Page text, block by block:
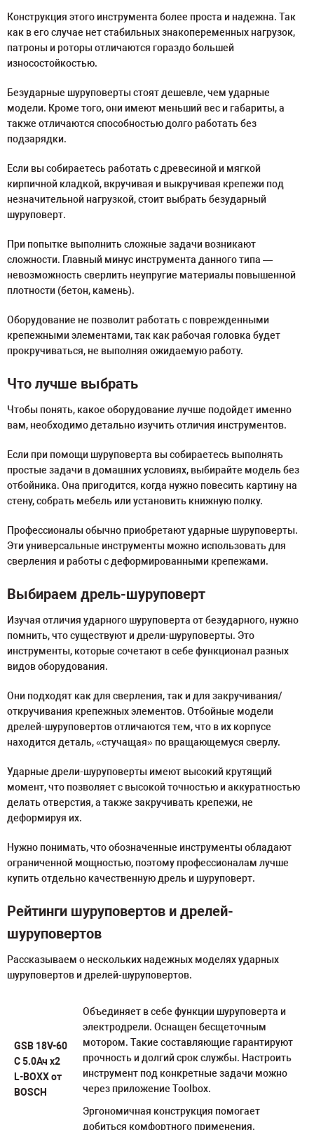
Конструкция этого инструмента более проста и надежна. Так
как в его случае нет стабильных знакопеременных нагрузок,
патроны и роторы отличаются гораздо большей
износостойкостью.
Безударные шуруповерты стоят дешевле, чем ударные
модели. Кроме того, они имеют меньший вес и габариты, а
также отличаются способностью долго работать без
подзарядки.
Если вы собираетесь работать с древесиной и мягкой
кирпичной кладкой, вкручивая и выкручивая крепежи под
незначительной нагрузкой, стоит выбрать безударный
шуруповерт.
При попытке выполнить сложные задачи возникают
сложности. Главный минус инструмента данного типа —
невозможность сверлить неупругие материалы повышенной
плотности (бетон, камень).
Оборудование не позволит работать с поврежденными
крепежными элементами, так как рабочая головка будет
прокручиваться, не выполняя ожидаемую работу.
Что лучше выбрать
Чтобы понять, какое оборудование лучше подойдет именно
вам, необходимо детально изучить отличия инструментов.
Если при помощи шуруповерта вы собираетесь выполнять
простые задачи в домашних условиях, выбирайте модель без
отбойника. Она пригодится, когда нужно повесить картину на
стену, собрать мебель или установить книжную полку.
Профессионалы обычно приобретают ударные шуруповерты.
Эти универсальные инструменты можно использовать для
сверления и работы с деформированными крепежами.
Выбираем дрель-шуруповерт
Изучая отличия ударного шуруповерта от безударного, нужно
помнить, что существуют и дрели-шуруповерты. Это
инструменты, которые сочетают в себе функционал разных
видов оборудования.
Они подходят как для сверления, так и для закручивания/
откручивания крепежных элементов. Отбойные модели
дрелей-шуруповертов отличаются тем, что в их корпусе
находится деталь, «стучащая» по вращающемуся сверлу.
Ударные дрели-шуруповерты имеют высокий крутящий
момент, что позволяет с высокой точностью и аккуратностью
делать отверстия, а также закручивать крепежи, не
деформируя их.
Нужно понимать, что обозначенные инструменты обладают
ограниченной мощностью, поэтому профессионалам лучше
купить отдельно качественную дрель и шуруповерт.
Рейтинги шуруповертов и дрелей-
шуруповертов
Рассказываем о нескольких надежных моделях ударных
шуруповертов и дрелей-шуруповертов.
GSB 18V-60
C 5.0Ач х2
L-BOXX от
BOSCH
Объединяет в себе функции шуруповерта и
электродрели. Оснащен бесщеточным
мотором. Такие составляющие гарантируют
прочность и долгий срок службы. Настроить
инструмент под конкретные задачи можно
через приложение Toolbox.
Эргономичная конструкция помогает
добиться комфортного применения.